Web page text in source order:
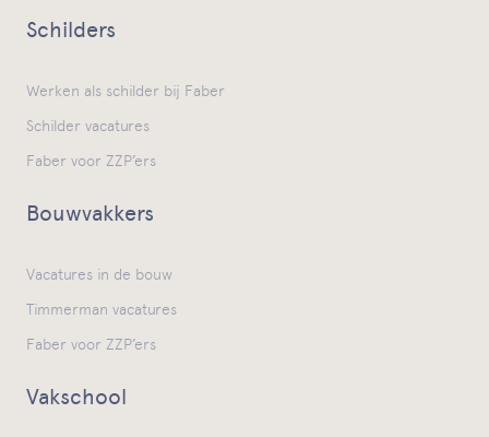
Schilders
Werken als schilder bij Faber
Schilder vacatures
Faber voor ZZP’ers
Bouwvakkers
Vacatures in de bouw
Timmerman vacatures
Faber voor ZZP’ers
Vakschool